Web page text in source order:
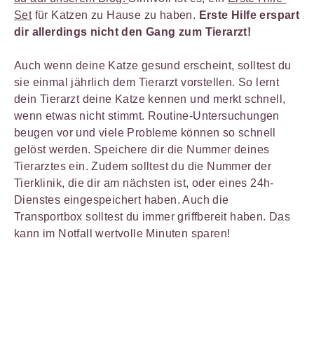
Setfür Katzen zu Hause zu haben. Erste Hilfe erspart
dir allerdings nicht den Gang zum Tierarzt!
Auch wenn deine Katze gesund erscheint, solltest du
sie einmal jährlich dem Tierarzt vorstellen. So lernt
dein Tierarzt deine Katze kennen und merkt schnell,
wenn etwas nicht stimmt. Routine-Untersuchungen
beugen vor und viele Probleme können so schnell
gelöst werden. Speichere dir die Nummer deines
Tierarztes ein. Zudem solltest du die Nummer der
Tierklinik, die dir am nächsten ist, oder eines 24h-
Dienstes eingespeichert haben. Auch die
Transportbox solltest du immer griffbereit haben. Das
kann im Notfall wertvolle Minuten sparen!